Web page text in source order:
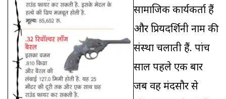
सामाजिक कार्यकर्ता हैं
और प्रियदर्शिनी नाम की
संस्था चलाती हैं. पांच
साल पहले एक बार
जब वह मंदसौर से